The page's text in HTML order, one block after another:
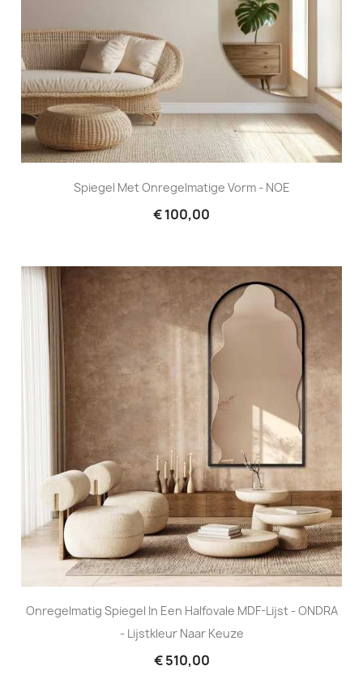
Spiegel Met Onregelmatige Vorm - NOE
€ 100,00
Onregelmatig Spiegel In Een Halfovale MDF-Lijst - ONDRA
- Lijstkleur Naar Keuze
€ 510,00